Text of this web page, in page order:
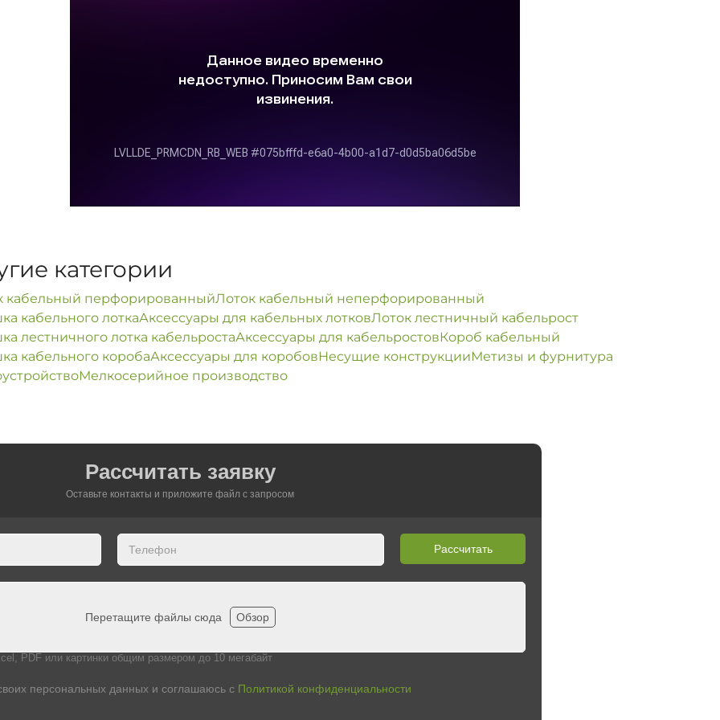
категории
кабельный перфорированныйЛоток кабельный неперфорированный
кабельного лоткаАксессуары для кабельных лотковЛоток лестничный кабельрост
лестничного лотка кабельростаАксессуары для кабельростовКороб кабельный
кабельного коробаАксессуары для коробовНесущие конструкцииМетизы и фурнитура
Мелкосерийное производство
Рассчитать заявку
Оставьте контакты и приложите файл c запросом
Рассчитать
Перетащите файлы сюда Обзор
PDF или картинки общим размером до 10 мегабайт
персональных данных и соглашаюсь с Политикой конфиденциальности